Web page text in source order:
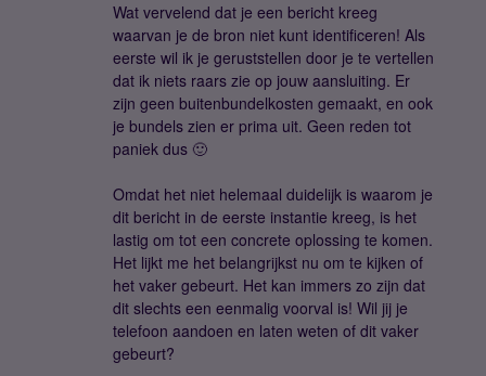
Wat vervelend dat je een bericht kreeg
waarvan je de bron niet kunt identificeren! Als
eerste wil ik je geruststellen door je te vertellen
dat ik niets raars zie op jouw aansluiting. Er
zijn geen buitenbundelkosten gemaakt, en ook
je bundels zien er prima uit. Geen reden tot
paniek dus 🙂
Omdat het niet helemaal duidelijk is waarom je
dit bericht in de eerste instantie kreeg, is het
lastig om tot een concrete oplossing te komen.
Het lijkt me het belangrijkst nu om te kijken of
het vaker gebeurt. Het kan immers zo zijn dat
dit slechts een eenmalig voorval is! Wil jij je
telefoon aandoen en laten weten of dit vaker
gebeurt?